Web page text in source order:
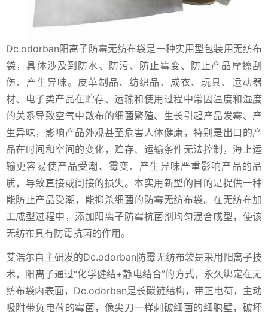
Dc.odorban阳离子防霉无纺布袋是一种实用型包装用无纺布
袋，具体涉及到防水、防污、防止霉变、防止产品摩擦刮
伤、产生异味。皮革制品、纺织品、成衣、玩具、运动器
材、电子类产品在贮存、运输和使用过程中常因温度和湿度
的关系导致空气中散布的细菌繁殖、生长引起产品发霉、产
生异味，影响产品外观甚至危害人体健康，特别是出口的产
品在时间和空间的变化，贮存、运输条件无法控制，海上运
输更容易使产品受潮、霉变、产生异味严重影响产品的品
质，导致直接或间接的损失。本实用新型的目的是提供一种
能防止产品受潮，能抑杀细菌的防霉无纺布袋。在无纺布加
工成型过程中，添加阳离子防霉抗菌剂均匀混合成型，使该
无纺布具有防霉抗菌的作用。
艾浩尔自主研发的Dc.odorban防霉无纺布袋是采用阳离子技
术，阳离子通过“化学健结+静电结合”的方式，永久绑定在无
纺布袋内表面，Dc.odorban是长碳链结构，带正电荷，主动
吸附带负电荷的霉菌，像尖刀一样刺破细菌的细胞壁，破坏